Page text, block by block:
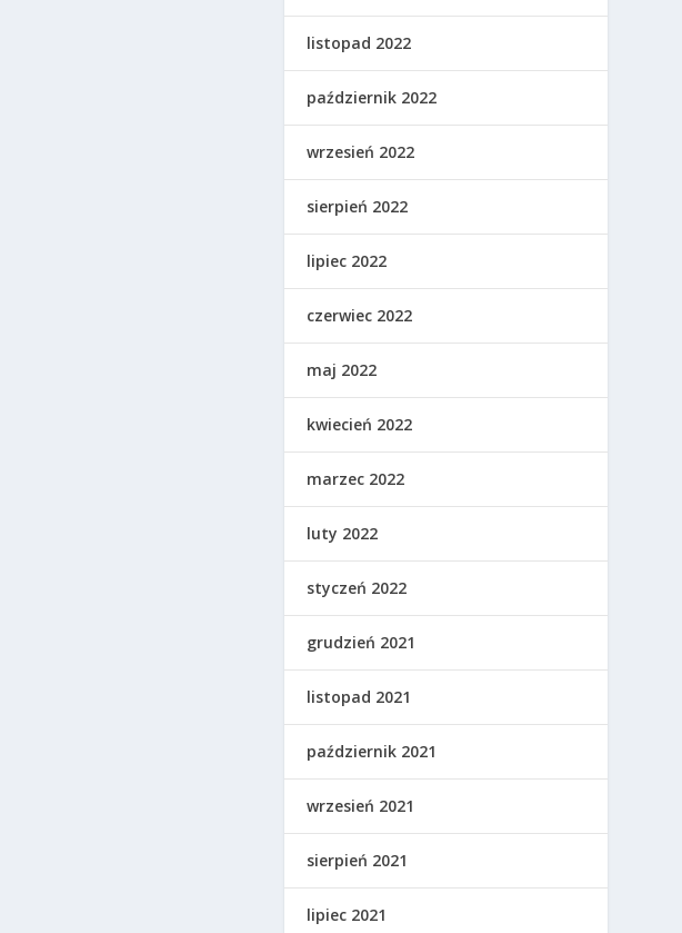
listopad 2022
październik 2022
wrzesień 2022
sierpień 2022
lipiec 2022
czerwiec 2022
maj 2022
kwiecień 2022
marzec 2022
luty 2022
styczeń 2022
grudzień 2021
listopad 2021
październik 2021
wrzesień 2021
sierpień 2021
lipiec 2021